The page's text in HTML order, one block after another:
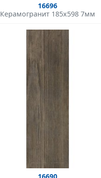
16696
Керамогранит 185x598 7мм
16690